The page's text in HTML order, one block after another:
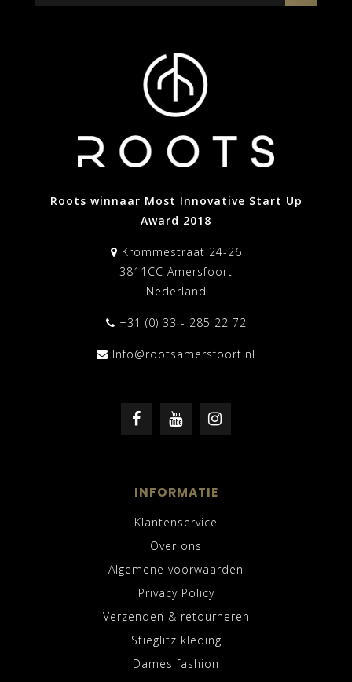
Roots winnaar Most Innovative Start Up
Award 2018
Krommestraat 24-26
3811CC Amersfoort
Nederland
+31 (0) 33 - 285 22 72
Info@rootsamersfoort.nl
INFORMATIE
Klantenservice
Over ons
Algemene voorwaarden
Privacy Policy
Verzenden & retourneren
Stieglitz kleding
Dames fashion